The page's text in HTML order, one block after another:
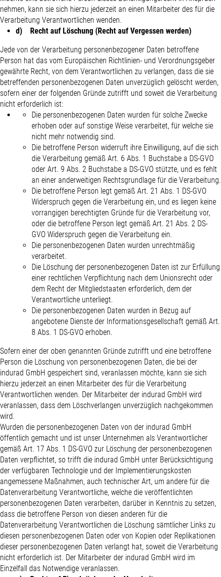
nehmen, kann sie sich hierzu jederzeit an einen Mitarbeiter des für die
Verarbeitung Verantwortlichen wenden.
d) Recht auf Löschung (Recht auf Vergessen werden)
Jede von der Verarbeitung personenbezogener Daten betroffene
Person hat das vom Europäischen Richtlinien- und Verordnungsgeber
gewährte Recht, von dem Verantwortlichen zu verlangen, dass die sie
betreffenden personenbezogenen Daten unverzüglich gelöscht werden,
sofern einer der folgenden Gründe zutrifft und soweit die Verarbeitung
nicht erforderlich ist:
Die personenbezogenen Daten wurden für solche Zwecke
erhoben oder auf sonstige Weise verarbeitet, für welche sie
nicht mehr notwendig sind.
Die betroffene Person widerruft ihre Einwilligung, auf die sich
die Verarbeitung gemäß Art. 6 Abs. 1 Buchstabe a DS-GVO
oder Art. 9 Abs. 2 Buchstabe a DS-GVO stützte, und es fehlt
an einer anderweitigen Rechtsgrundlage für die Verarbeitung.
Die betroffene Person legt gemäß Art. 21 Abs. 1 DS-GVO
Widerspruch gegen die Verarbeitung ein, und es liegen keine
vorrangigen berechtigten Gründe für die Verarbeitung vor,
oder die betroffene Person legt gemäß Art. 21 Abs. 2 DS-
GVO Widerspruch gegen die Verarbeitung ein.
Die personenbezogenen Daten wurden unrechtmäßig
verarbeitet.
Die Löschung der personenbezogenen Daten ist zur Erfüllung
einer rechtlichen Verpflichtung nach dem Unionsrecht oder
dem Recht der Mitgliedstaaten erforderlich, dem der
Verantwortliche unterliegt.
Die personenbezogenen Daten wurden in Bezug auf
angebotene Dienste der Informationsgesellschaft gemäß Art.
8 Abs. 1 DS-GVO erhoben.
Sofern einer der oben genannten Gründe zutrifft und eine betroffene
Person die Löschung von personenbezogenen Daten, die bei der
indurad GmbH gespeichert sind, veranlassen möchte, kann sie sich
hierzu jederzeit an einen Mitarbeiter des für die Verarbeitung
Verantwortlichen wenden. Der Mitarbeiter der indurad GmbH wird
veranlassen, dass dem Löschverlangen unverzüglich nachgekommen
wird.
Wurden die personenbezogenen Daten von der indurad GmbH
öffentlich gemacht und ist unser Unternehmen als Verantwortlicher
gemäß Art. 17 Abs. 1 DS-GVO zur Löschung der personenbezogenen
Daten verpflichtet, so trifft die indurad GmbH unter Berücksichtigung
der verfügbaren Technologie und der Implementierungskosten
angemessene Maßnahmen, auch technischer Art, um andere für die
Datenverarbeitung Verantwortliche, welche die veröffentlichten
personenbezogenen Daten verarbeiten, darüber in Kenntnis zu setzen,
dass die betroffene Person von diesen anderen für die
Datenverarbeitung Verantwortlichen die Löschung sämtlicher Links zu
diesen personenbezogenen Daten oder von Kopien oder Replikationen
dieser personenbezogenen Daten verlangt hat, soweit die Verarbeitung
nicht erforderlich ist. Der Mitarbeiter der indurad GmbH wird im
Einzelfall das Notwendige veranlassen.